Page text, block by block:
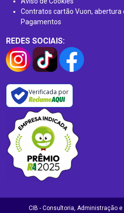
Contratos cartão Vuon, abertura
Pagamentos
REDES SOCIAIS:
Verificada por
CIB - Consultoria, Administração e